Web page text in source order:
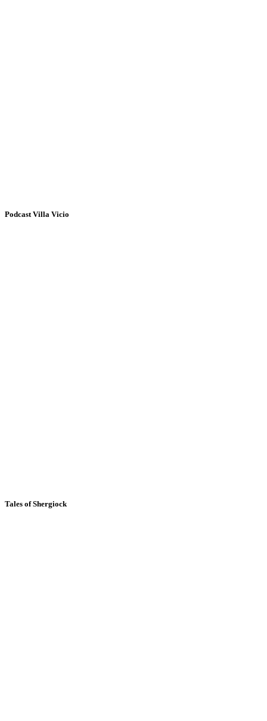
Podcast Villa Vicio
Tales of Shergiock